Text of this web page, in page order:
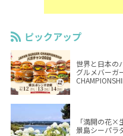
ピックアップ
世界と日本の
グルメバーガ
「満開の花×
景島シーパラ